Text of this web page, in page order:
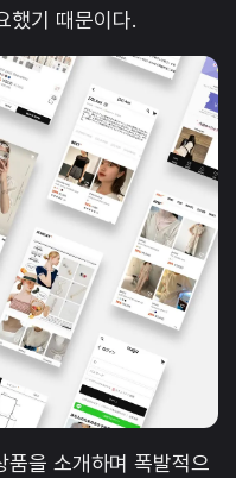
했기 때문이다.
을 소개하며 폭발적으